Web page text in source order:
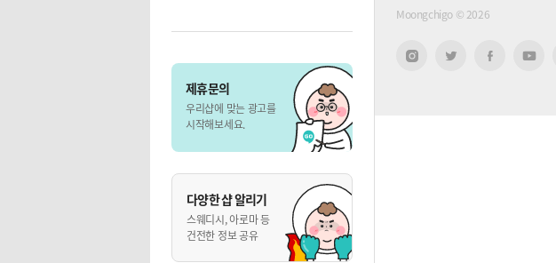
제휴문의
우리샵에 맞는 광고를
시작해보세요.
다양한 샵 알리기
스웨디시, 아로마 등
건전한 정보 공유
Moongchigo © 2026